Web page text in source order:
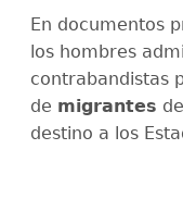
En documentos
los hombres
contrabandistas
de migrantes
destino a los